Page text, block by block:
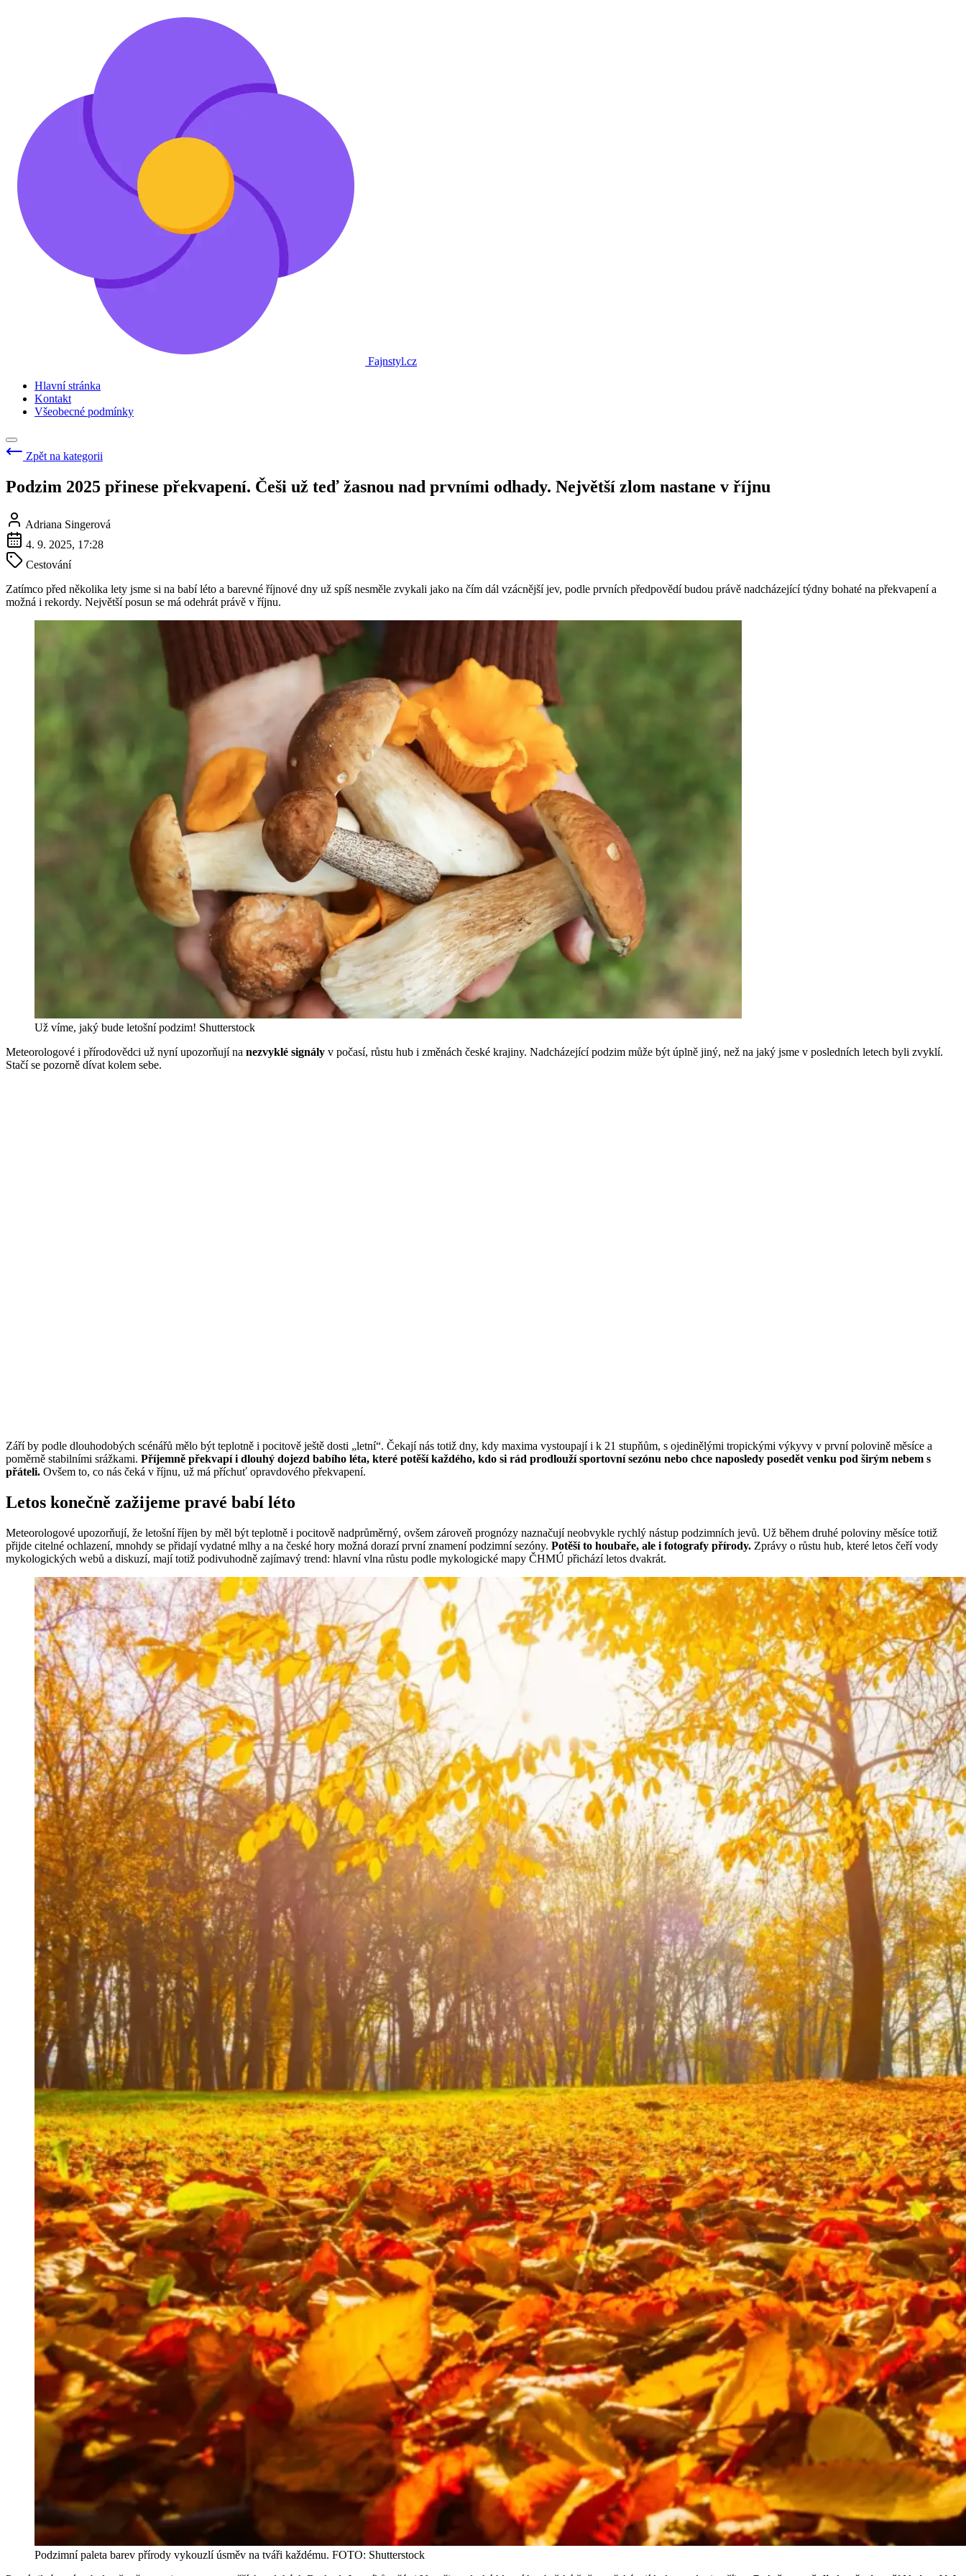
Fajnstyl.cz
Hlavní stránka
Kontakt
Všeobecné podmínky
Zpět na kategorii
Podzim 2025 přinese překvapení. Češi už teď žasnou nad prvními odhady. Největší zlom nastane v říjnu
Adriana Singerová
4. 9. 2025, 17:28
Cestování
Zatímco před několika lety jsme si na babí léto a barevné říjnové dny už spíš nesměle zvykali jako na čím dál vzácnější jev, podle prvních předpovědí budou právě nadcházející týdny bohaté na překvapení a
možná i rekordy. Největší posun se má odehrát právě v říjnu.
Už víme, jaký bude letošní podzim! Shutterstock
Meteorologové i přírodovědci už nyní upozorňují na nezvyklé signály v počasí, růstu hub i změnách české krajiny. Nadcházející podzim může být úplně jiný, než na jaký jsme v posledních letech byli zvyklí.
Stačí se pozorně dívat kolem sebe.
Září by podle dlouhodobých scénářů mělo být teplotně i pocitově ještě dosti „letní“. Čekají nás totiž dny, kdy maxima vystoupají i k 21 stupňům, s ojedinělými tropickými výkyvy v první polovině měsíce a
poměrně stabilními srážkami. Příjemně překvapí i dlouhý dojezd babího léta, které potěší každého, kdo si rád prodlouží sportovní sezónu nebo chce naposledy posedět venku pod širým nebem s
přáteli. Ovšem to, co nás čeká v říjnu, už má příchuť opravdového překvapení.
Letos konečně zažijeme pravé babí léto
Meteorologové upozorňují, že letošní říjen by měl být teplotně i pocitově nadprůměrný, ovšem zároveň prognózy naznačují neobvykle rychlý nástup podzimních jevů. Už během druhé poloviny měsíce totiž
přijde citelné ochlazení, mnohdy se přidají vydatné mlhy a na české hory možná dorazí první znamení podzimní sezóny. Potěší to houbaře, ale i fotografy přírody. Zprávy o růstu hub, které letos čeří vody
mykologických webů a diskuzí, mají totiž podivuhodně zajímavý trend: hlavní vlna růstu podle mykologické mapy ČHMÚ přichází letos dvakrát.
Podzimní paleta barev přírody vykouzlí úsměv na tváři každému. FOTO: Shutterstock